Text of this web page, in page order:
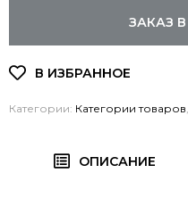
ЗАКАЗ
Категории: Категории товаров
ОПИСАНИЕ